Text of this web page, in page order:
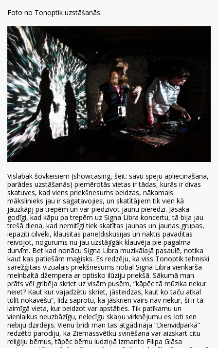
Foto no Tonoptik uzstāšanās:
Vislabāk šovkeisiem (showcasing, šeit: savu spēju apliecināšana,
parādes uzstāšanās) piemērotās vietas ir tādas, kurās ir divas
skatuves, kad viens priekšnesums beidzas, nākamais
mākslinieks jau ir sagatavojies, un skatītājiem tik vien kā
jāuzkāpj pa trepēm un var piedzīvot jaunu pieredzi. Jāsaka
godīgi, kad kāpu pa trepēm uz Signa Libra koncertu, tā bija jau
trešā diena, kad nemitīgi tiek skatītas jaunas un jaunas grupas,
iepazīti cilvēki, klausītas paneļdiskusijas un naktis pavadītas
reivojot, nogurums nu jau uzstājīgāk klauvēja pie pagalma
durvīm. Bet kad nonācu Signa Libra muzikālajā pasaulē, notika
kaut kas patiešām maģisks. Es redzēju, ka viss Tonoptik tehniski
sarežģītais vizuālais priekšnesums nobāl Signa Libra vienkāršā
melnbaltā džempera ar optisko ilūziju priekšā. Sākumā man
prāts vēl gribēja skriet uz visām pusēm, “kāpēc tā mūzika nekur
neiet? Kaut kur vajadzētu skriet, jāsteidzas, kaut ko taču atkal
tūlīt nokavēšu”, līdz saprotu, ka jāskrien vairs nav nekur, šī ir tā
laimīgā vieta, kur beidzot var apstāties. Tik patīkamu un
vienlaikus neuzbāzīgu, nelecīgu skaņu virknējumu es ļoti sen
nebiju dzirdējis. Vienu brīdi man tas atgādināja “Dienvidparkā”
redzēto parodiju, ka Ziemassvētku svinēšana var aizskart citu
reliģiju bērnus, tāpēc bērnu ludziņā izmanto Filipa Glāsa